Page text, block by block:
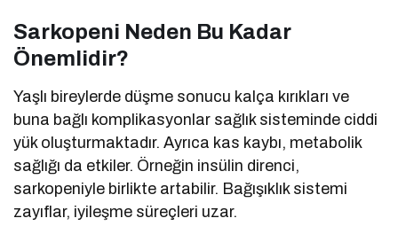
Sarkopeni Neden Bu Kadar
Önemlidir?
Yaşlı bireylerde düşme sonucu kalça kırıkları ve
buna bağlı komplikasyonlar sağlık sisteminde ciddi
yük oluşturmaktadır. Ayrıca kas kaybı, metabolik
sağlığı da etkiler. Örneğin insülin direnci,
sarkopeniyle birlikte artabilir. Bağışıklık sistemi
zayıflar, iyileşme süreçleri uzar.